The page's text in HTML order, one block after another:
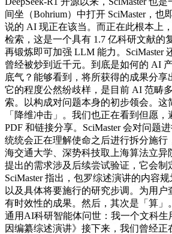
间坐（Bohrium）中打开 SciMaster，也
说的 AI 现正在该当。而正在此根本上
检索，这是一个具有 1.7 亿科研文献的
再锻炼即可加强 LLM 能力。SciMaster
曾经被炒到近千元。到底是如何的 AI
底气？能够看到，将所获得的成果分享
它的程度公然纷歧样，是目前 AI 范畴
索。以构成对问题本身的初步领会。这
「降维冲击」。我们也正在看到但愿
PDF 和链接分享。SciMaster 会对问题
统统会正在理解使命之后进行拆分施行
海交通大学、深势科技取上海算法立异
提出的需求涉及后续尝试验证，它会制
SciMaster 指出，包罗综述演讲的内容
以及具体将要施行的研究步调。为用户
有时效性的成果。然后，其次是「算」
通用AI科研智能体问世：我一个文科生
因编纂综述演讲》接下来，我们曾经正